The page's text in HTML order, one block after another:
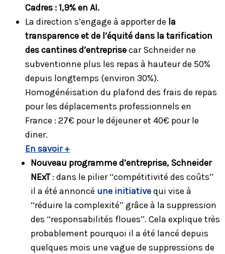
Cadres : 1,9% en AI.
La direction s’engage à apporter de la
transparence et de l’équité dans la tarification
des cantines d’entreprisecar Schneider ne
subventionne plus les repas à hauteur de 50%
depuis longtemps (environ 30%).
Homogénéisation du plafond des frais de repas
pour les déplacements professionnels en
France : 27€ pour le déjeuner et 40€ pour le
diner.
En savoir +
Nouveau programme d’entreprise, Schneider
NExT: dans le pilier ‘‘compétitivité des coûts’’
il a été annoncé une initiativequi vise à
‘‘réduire la complexité’’ grâce à la suppression
des ‘‘responsabilités floues’’. Cela explique très
probablement pourquoi il a été lancé depuis
quelques mois une vague de suppressions de